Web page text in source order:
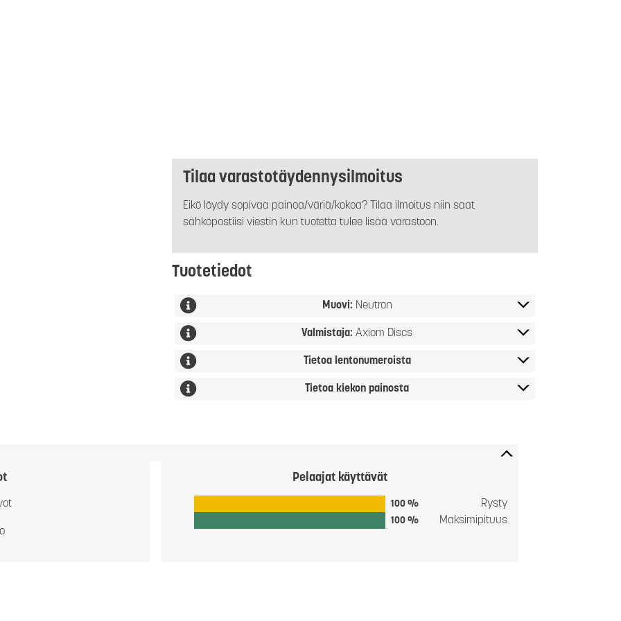
Tilaa varastotäydennysilmoitus
Eikö löydy sopivaa painoa/väriä/kokoa? Tilaa ilmoitus niin saat
sähköpostiisi viestin kun tuotetta tulee lisää varastoon.
Tuotetiedot
Muovi: Neutron
Valmistaja: Axiom Discs
Tietoa lentonumeroista
Tietoa kiekon painosta
Pelaajat käyttävät
100 % Rysty
100 % Maksimipituus